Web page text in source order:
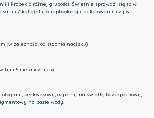
i kropek o różnej grubości. Świetnie sprawdzi się to w
/ kaligrafii, scrapbookingu, dekorowaniu czy w
(w zależności od stopnia nacisku)
tym 6 metalicznych)
bezkwasowy, odporny na światło, bezzapachowy,
na bazie wody.